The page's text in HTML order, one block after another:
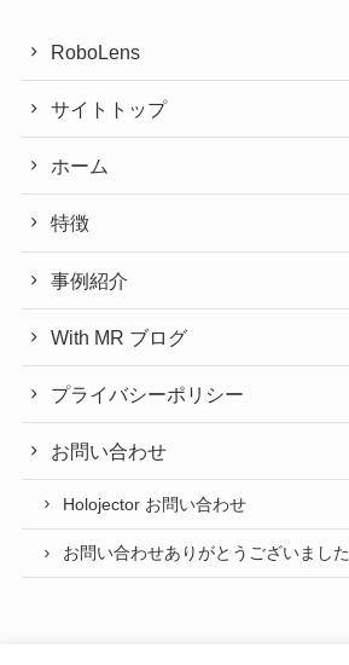
RoboLens
サイトトップ
ホーム
特徴
事例紹介
With MR ブログ
プライバシーポリシー
お問い合わせ
Holojector お問い合わせ
お問い合わせありがとうございました